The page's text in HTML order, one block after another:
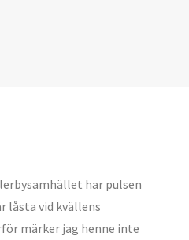
har pulsen
låsta vid kvällens
märker jag henne inte